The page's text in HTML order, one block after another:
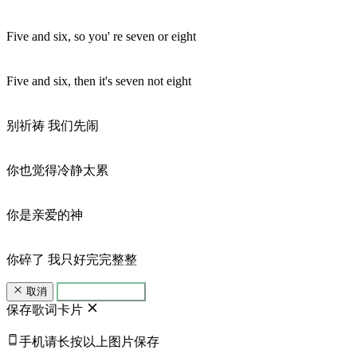
Five and six, so you' re seven or eight
Five and six, then it's seven not eight
别祈祷 我们先闹
你也觉得冷静太累
你是亲爱的神
你碎了 我只好完完整整
取消
保存歌词卡片
手机请长按以上图片保存